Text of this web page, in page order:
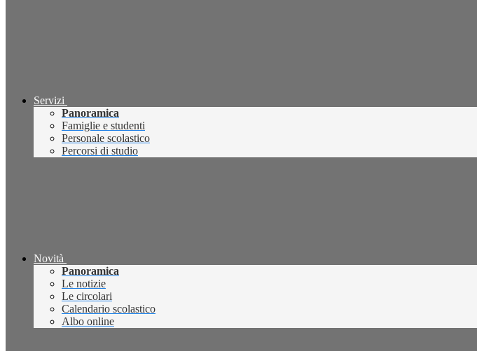
Servizi
Panoramica
Famiglie e studenti
Personale scolastico
Percorsi di studio
Novità
Panoramica
Le notizie
Le circolari
Calendario scolastico
Albo online